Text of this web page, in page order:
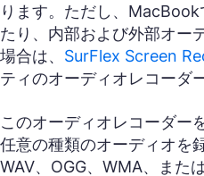
ります。ただし、
たり、内部および外部オー
場合は、 SurFlex Screen
ティのオーディオレコーダ
このオーディオレコーダー
任意の種類のオーディオを
WAV、OGG、WMA、また